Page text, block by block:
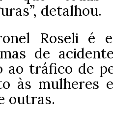
detalhou.
Roseli é
de
ao tráfico de
às mulheres
outras.